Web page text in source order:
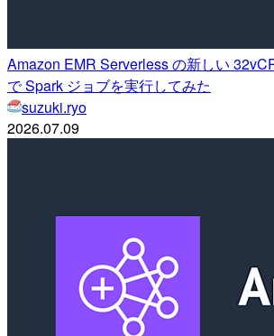
Amazon EMR Serverless の新しい
で Spark ジョブを実行してみた
suzuki.ryo
2026.07.09